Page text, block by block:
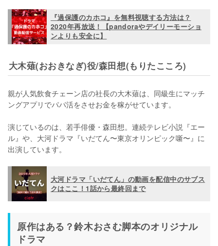
『過保護のカホコ』を無料視聴する方法は？
2020年再放送！【pandoraやデイリーモーショ
ンよりも安全に】
大木薙(おおきなぎ)役/森田想(もりたこころ)
親が人気飲食チェーン店の社長の大木薙は、同級生にマッチ
ングアプリでパパ活をさせお金を稼がせています。
演じているのは、若手俳優・森田想。連続テレビ小説『エー
ル』や、大河ドラマ『いだてん〜東京オリンピック噺〜』に
出演しています。
大河ドラマ「いだてん」の動画を配信中のサブス
クはここ！1話から最終回まで
原作はある？鈴木おさむ脚本のオリジナル
ドラマ